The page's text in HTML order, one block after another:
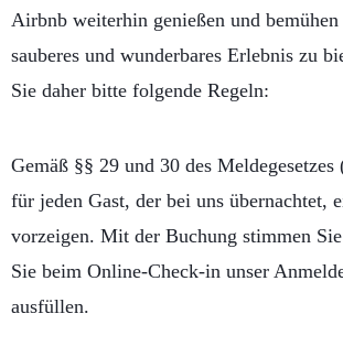
Airbnb weiterhin genießen und
sauberes und wunderbares Erlebnis zu
Sie daher bitte folgende Regeln:
Gemäß §§ 29 und 30 des
für jeden Gast, der bei uns übernachtet,
vorzeigen. Mit der Buchung stimmen
Sie beim Online-Check-in unser
ausfüllen.